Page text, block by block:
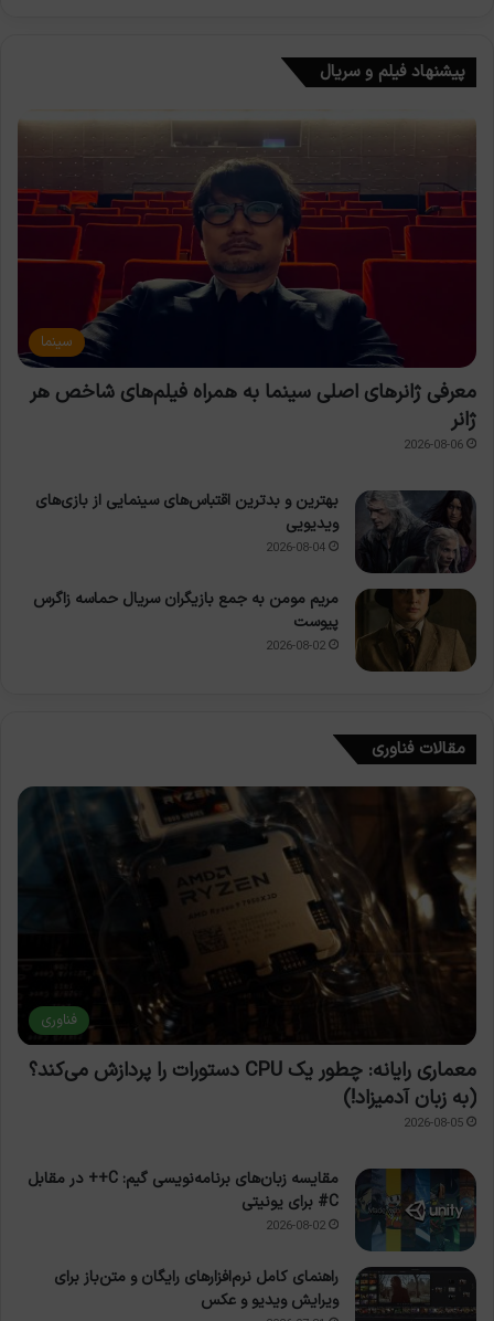
پیشنهاد فیلم و سریال
سینما
معرفی ژانرهای اصلی سینما به همراه فیلم‌های شاخص هر
ژانر
2026-08-06
بهترین و بدترین اقتباس‌های سینمایی از بازی‌های
ویدیویی
2026-08-04
مریم مومن به جمع بازیگران سریال حماسه زاگرس
پیوست
2026-08-02
مقالات فناوری
فناوری
معماری رایانه: چطور یک CPU دستورات را پردازش می‌کند؟
(به زبان آدمیزاد!)
2026-08-05
مقایسه زبان‌های برنامه‌نویسی گیم: C++ در مقابل
C# برای یونیتی
2026-08-02
راهنمای کامل نرم‌افزارهای رایگان و متن‌باز برای
ویرایش ویدیو و عکس